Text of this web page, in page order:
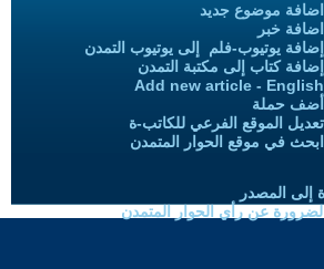
اضافة موضوع جديد
اضافة خبر
إضافة يوتيوب-فلم إلى يوتيوب التمدن
إضافة كتاب إلى مكتبة التمدن
Add new article - English
أضف حملة
تعديل الموقع الفرعي للكاتب-ة
ابحث في موقع الحوار المتمدن
إلى المصدر
عن رأي الحوار المتمدن